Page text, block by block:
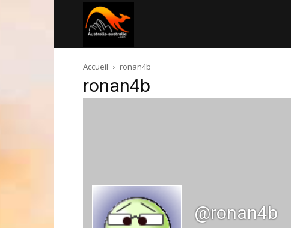
australie.com
Accueil ronan4b
ronan4b
@ronan4b